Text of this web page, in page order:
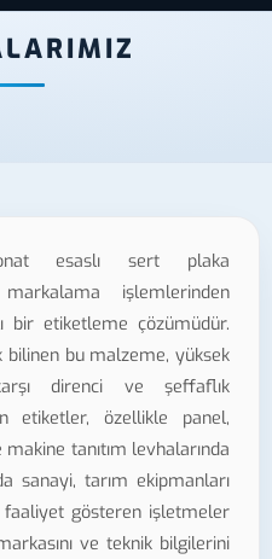
esaslı sert plaka
işlemlerinden
bir etiketleme çözümüdür.
bilinen bu malzeme, yüksek
direnci ve şeffaflık
etiketler, özellikle panel,
tanıtım levhalarında
sanayi, tarım ekipmanları
faaliyet gösteren işletmeler
ve teknik bilgilerini